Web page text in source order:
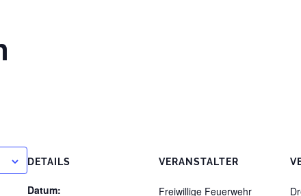
DETAILS
Datum:
VERANSTALTER
Freiwillige Feuerwehr